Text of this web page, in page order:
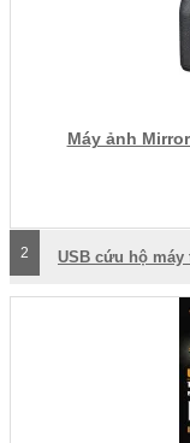
Máy ảnh
2 USB cứu hộ máy